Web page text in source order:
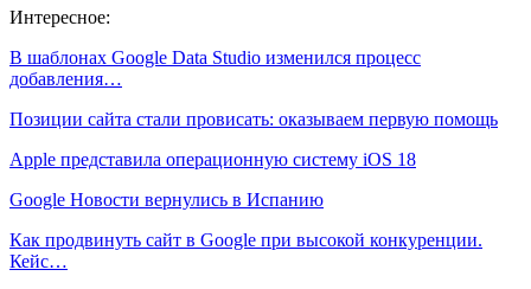
Интересное:
В шаблонах Google Data Studio изменился процесс
добавления…
Позиции сайта стали провисать: оказываем первую помощь
Apple представила операционную систему iOS 18
Google Новости вернулись в Испанию
Как продвинуть сайт в Google при высокой конкуренции.
Кейс…